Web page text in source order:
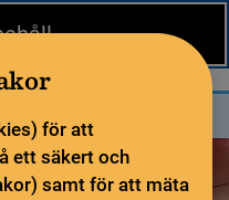
för att
ett säkert och
samt för att mäta